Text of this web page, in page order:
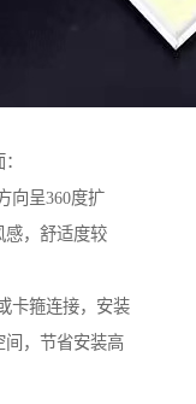
向呈360度扩
感，舒适度较
卡箍连接，安装
间，节省安装高